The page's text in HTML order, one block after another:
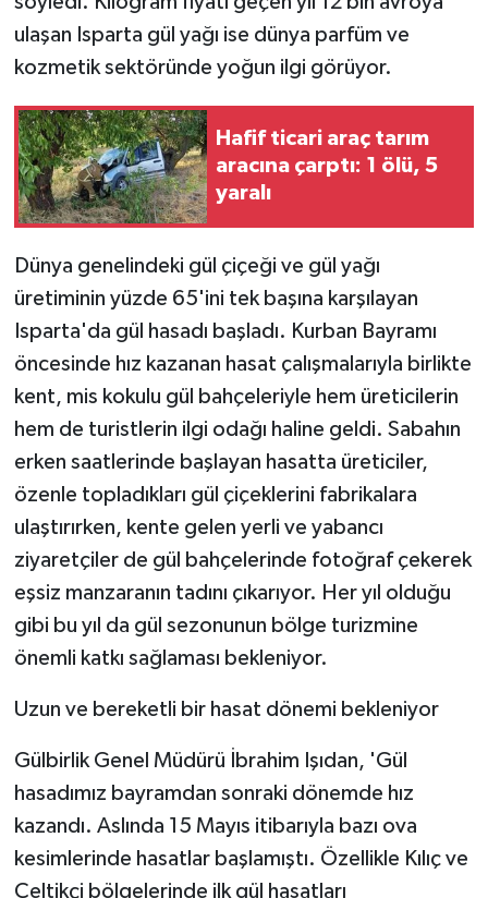
ulaşan Isparta gül yağı ise dünya parfüm ve
kozmetik sektöründe yoğun ilgi görüyor.
Hafif ticari araç tarım
aracına çarptı: 1 ölü, 5
yaralı
Dünya genelindeki gül çiçeği ve gül yağı
üretiminin yüzde 65'ini tek başına karşılayan
Isparta'da gül hasadı başladı. Kurban Bayramı
öncesinde hız kazanan hasat çalışmalarıyla birlikte
kent, mis kokulu gül bahçeleriyle hem üreticilerin
hem de turistlerin ilgi odağı haline geldi. Sabahın
erken saatlerinde başlayan hasatta üreticiler,
özenle topladıkları gül çiçeklerini fabrikalara
ulaştırırken, kente gelen yerli ve yabancı
ziyaretçiler de gül bahçelerinde fotoğraf çekerek
eşsiz manzaranın tadını çıkarıyor. Her yıl olduğu
gibi bu yıl da gül sezonunun bölge turizmine
önemli katkı sağlaması bekleniyor.
Uzun ve bereketli bir hasat dönemi bekleniyor
Gülbirlik Genel Müdürü İbrahim Işıdan, 'Gül
hasadımız bayramdan sonraki dönemde hız
kazandı. Aslında 15 Mayıs itibarıyla bazı ova
kesimlerinde hasatlar başlamıştı. Özellikle Kılıç ve
Çeltikçi bölgelerinde ilk gül hasatları
POLİTİKA
SİYASET
SPOR HABERLERİ
Turizm
ÜLKE GÜNDEMİ
YEREL
Yerel Haberler